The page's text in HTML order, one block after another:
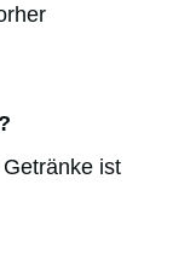
ist